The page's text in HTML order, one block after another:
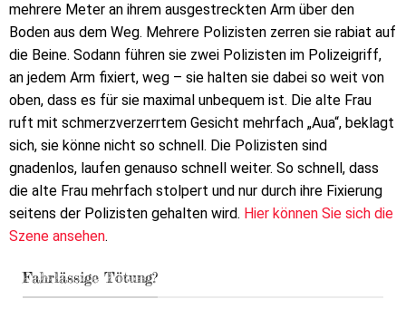
mehrere Meter an ihrem ausgestreckten Arm über den
Boden aus dem Weg. Mehrere Polizisten zerren sie rabiat auf
die Beine. Sodann führen sie zwei Polizisten im Polizeigriff,
an jedem Arm fixiert, weg – sie halten sie dabei so weit von
oben, dass es für sie maximal unbequem ist. Die alte Frau
ruft mit schmerzverzerrtem Gesicht mehrfach „Aua“, beklagt
sich, sie könne nicht so schnell. Die Polizisten sind
gnadenlos, laufen genauso schnell weiter. So schnell, dass
die alte Frau mehrfach stolpert und nur durch ihre Fixierung
seitens der Polizisten gehalten wird. Hier können Sie sich die
Szene ansehen.
Fahrlässige Tötung?